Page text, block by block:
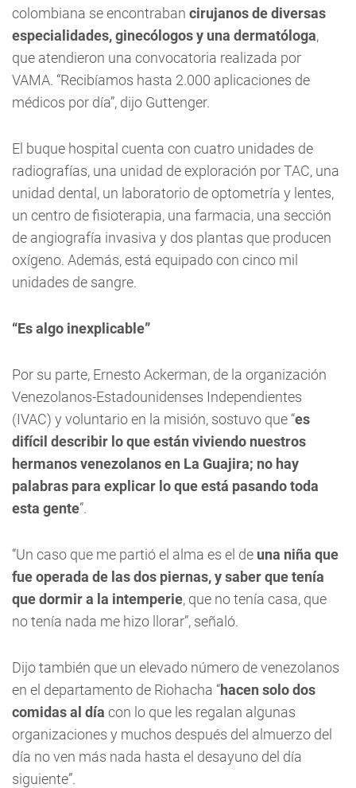
colombiana se encontraban cirujanos de diversas
especialidades, ginecólogos y una dermatóloga,
que atendieron una convocatoria realizada por
VAMA. “Recibíamos hasta 2.000 aplicaciones de
médicos por día”, dijo Guttenger.
El buque hospital cuenta con cuatro unidades de
radiografías, una unidad de exploración por TAC, una
unidad dental, un laboratorio de optometría y lentes,
un centro de fisioterapia, una farmacia, una sección
de angiografía invasiva y dos plantas que producen
oxígeno. Además, está equipado con cinco mil
unidades de sangre.
“Es algo inexplicable”
Por su parte, Ernesto Ackerman, de la organización
Venezolanos-Estadounidenses Independientes
(IVAC) y voluntario en la misión, sostuvo que “es
difícil describir lo que están viviendo nuestros
hermanos venezolanos en La Guajira; no hay
palabras para explicar lo que está pasando toda
esta gente”.
“Un caso que me partió el alma es el de una niña que
fue operada de las dos piernas, y saber que tenía
que dormir a la intemperie, que no tenía casa, que
no tenía nada me hizo llorar”, señaló.
Dijo también que un elevado número de venezolanos
en el departamento de Riohacha “hacen solo dos
comidas al día con lo que les regalan algunas
organizaciones y muchos después del almuerzo del
día no ven más nada hasta el desayuno del día
siguiente”.